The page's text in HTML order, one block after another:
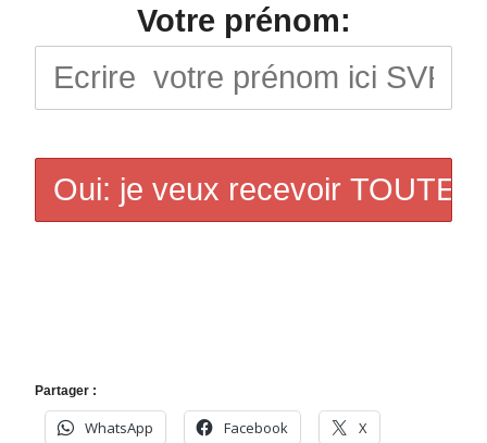
Votre prénom:
Partager :
WhatsApp Facebook X